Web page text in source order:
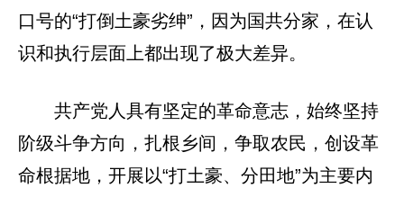
口号的“打倒土豪劣绅”，因为国共分家，在认
识和执行层面上都出现了极大差异。
共产党人具有坚定的革命意志，始终坚持
阶级斗争方向，扎根乡间，争取农民，创设革
命根据地，开展以“打土豪、分田地”为主要内